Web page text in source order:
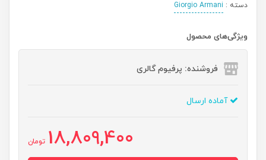
دسته : Giorgio Armani
ویژگی‌های محصول
فروشنده: پرفیوم گالری
آماده ارسال
18,809,400 تومان